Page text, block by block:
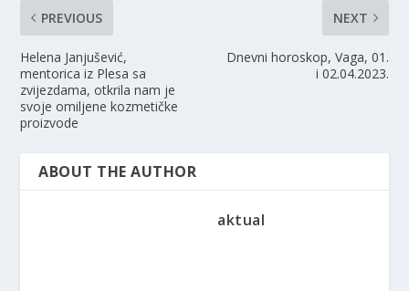
PREVIOUS
Helena Janjušević,
mentorica iz Plesa sa
zvijezdama, otkrila nam je
svoje omiljene kozmetičke
proizvode
NEXT
Dnevni horoskop, Vaga, 01.
i 02.04.2023.
ABOUT THE AUTHOR
aktual